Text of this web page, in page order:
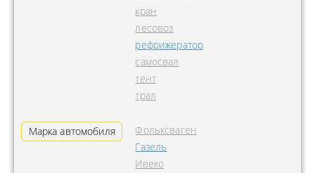
кран
лесовоз
рефрижератор
самосвал
тент
трал
Марка автомобиля
Фольксваген
Газель
Ивеко